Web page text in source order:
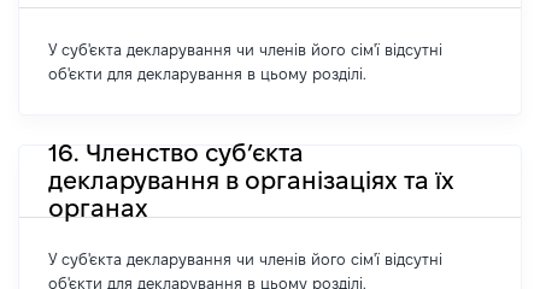
У суб'єкта декларування чи членів його сім'ї відсутні
об'єкти для декларування в цьому розділі.
16. Членство суб’єкта
декларування в організаціях та їх
органах
У суб'єкта декларування чи членів його сім'ї відсутні
об'єкти для декларування в цьому розділі.